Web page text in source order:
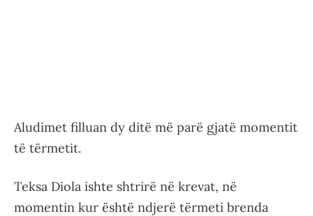
Aludimet filluan dy ditë më parë gjatë momentit
të tërmetit.
Teksa Diola ishte shtrirë në krevat, në
momentin kur është ndjerë tërmeti brenda